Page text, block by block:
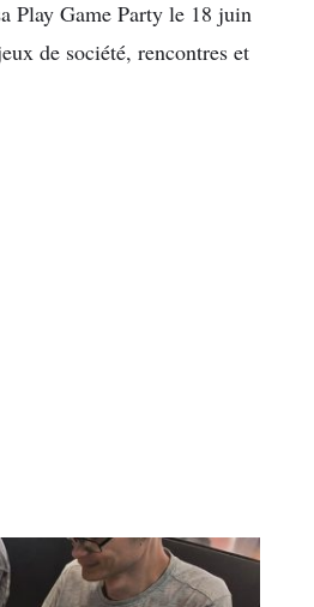
Play Game Party le 18 juin
de société, rencontres et